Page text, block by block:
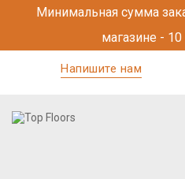
Минимальная сумма
магазине -
Напишите нам